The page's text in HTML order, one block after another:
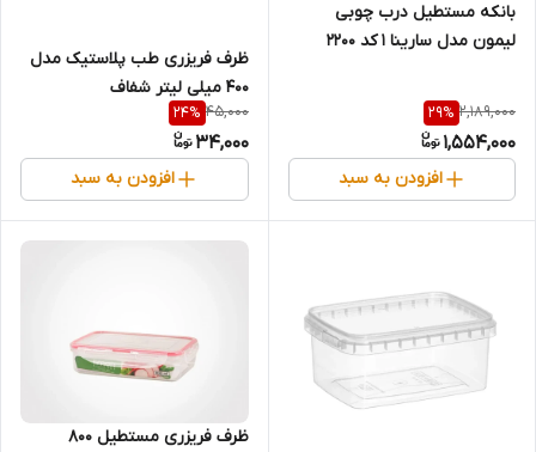
بانکه مستطیل درب چوبی
لیمون مدل سارینا 1 کد 2200
2,189,000
29%
1,554,000
افزودن به سبد
ظرف فریزری طب پلاستیک مدل
400 میلی لیتر شفاف
45,000
24%
34,000
افزودن به سبد
ظرف فریزری مستطیل ۸۰۰